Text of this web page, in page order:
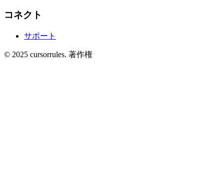
コネクト
サポート
© 2025 cursorrules. 著作権